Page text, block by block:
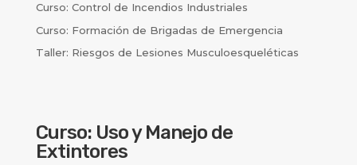
Curso: Control de Incendios Industriales
Curso: Formación de Brigadas de Emergencia
Taller: Riesgos de Lesiones Musculoesqueléticas
Curso: Uso y Manejo de
Extintores